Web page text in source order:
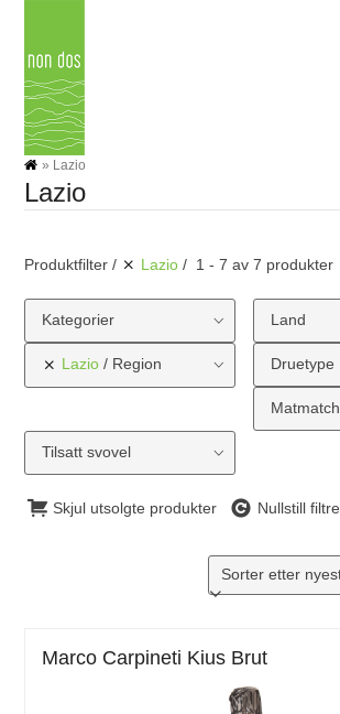
content
» Lazio
Lazio
Produktfilter Lazio 1 - 7 av 7 produkter
Kategorier Land
Lazio Region Druetype
Matmatch
Tilsatt svovel
Skjul utsolgte produkter Nullstill filtre
Marco Carpineti Kius Brut